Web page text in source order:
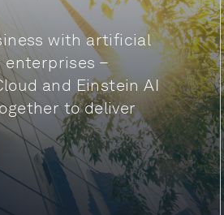
with artificial
–
and Einstein AI
to deliver